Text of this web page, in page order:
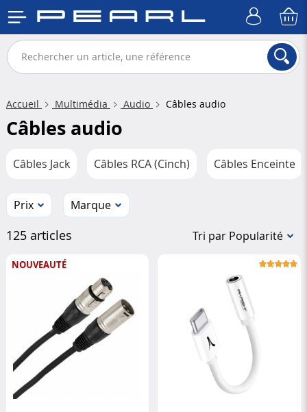
Accueil Multimédia Audio Câbles audio
Câbles audio
Câbles Jack Câbles RCA (Cinch) Câbles Enceinte
Prix Marque
125 articles Tri par Popularité
NOUVEAUTÉ